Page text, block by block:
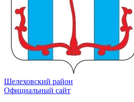
Шелеховский район
Официальный сайт